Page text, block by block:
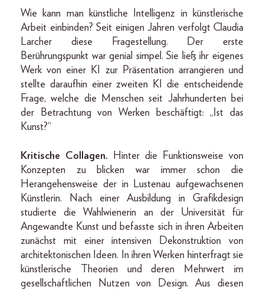
Wie kann man künstliche Intelligenz in künstlerische
Arbeit einbinden? Seit einigen Jahren verfolgt Claudia
Larcher diese Fragestellung. Der erste
Berührungspunkt war genial simpel. Sie ließ ihr eigenes
Werk von einer KI zur Präsentation arrangieren und
stellte daraufhin einer zweiten KI die entscheidende
Frage, welche die Menschen seit Jahrhunderten bei
der Betrachtung von Werken beschäftigt: „Ist das
Kunst?“
Kritische Collagen. Hinter die Funktionsweise von
Konzepten zu blicken war immer schon die
Herangehensweise der in Lustenau aufgewachsenen
Künstlerin. Nach einer Ausbildung in Grafikdesign
studierte die Wahlwienerin an der Universität für
Angewandte Kunst und befasste sich in ihren Arbeiten
zunächst mit einer intensiven Dekonstruktion von
architektonischen Ideen. In ihren Werken hinterfragt sie
künstlerische Theorien und deren Mehrwert im
gesellschaftlichen Nutzen von Design. Aus diesen